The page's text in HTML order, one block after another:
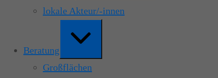
lokale Akteur/-innen
Beratung
Großflächen